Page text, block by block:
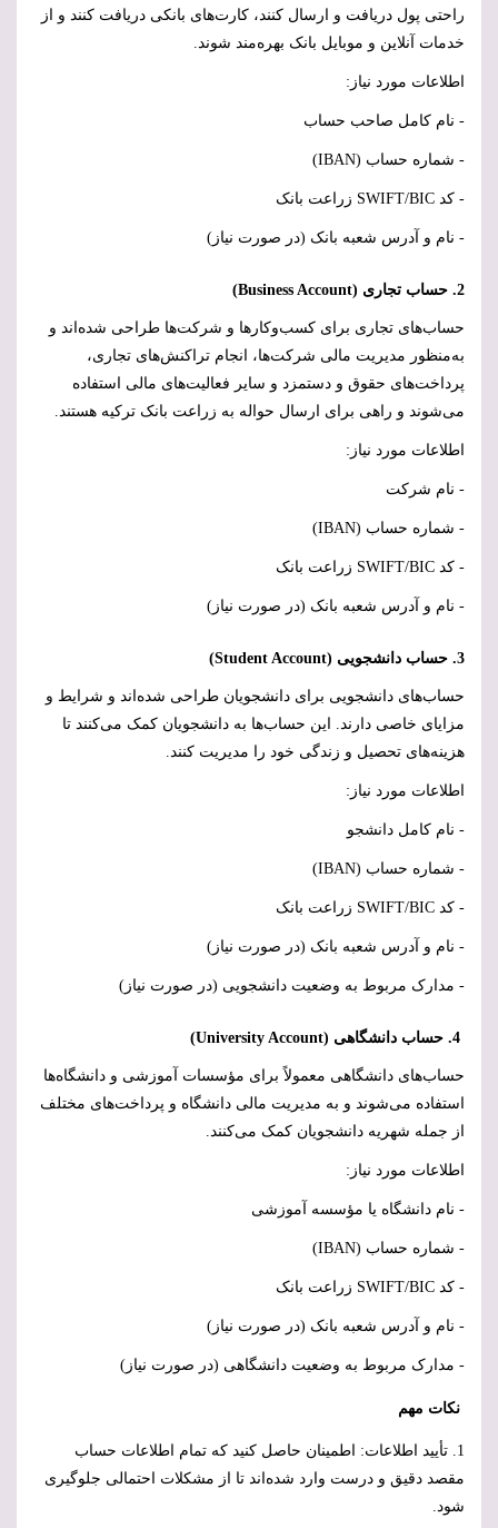
راحتی پول دریافت و ارسال کنند، کارت‌های بانکی دریافت کنند و از
خدمات آنلاین و موبایل بانک بهره‌مند شوند.
اطلاعات مورد نیاز:
- نام کامل صاحب حساب
- شماره حساب (IBAN
)
- کد SWIFT/BIC زراعت بانک
- نام و آدرس شعبه بانک (در صورت نیاز)
2. حساب تجاری ( Business Account
)
حساب‌های تجاری برای کسب‌وکارها و شرکت‌ها طراحی شده‌اند و
به‌منظور مدیریت مالی شرکت‌ها، انجام تراکنش‌های تجاری،
پرداخت‌های حقوق و دستمزد و سایر فعالیت‌های مالی استفاده
می‌شوند و راهی برای ارسال حواله به زراعت بانک ترکیه هستند.
اطلاعات مورد نیاز:
- نام شرکت
- شماره حساب (IBAN
)
- کد SWIFT/BIC زراعت بانک
- نام و آدرس شعبه بانک (در صورت نیاز)
3. حساب دانشجویی ( Student Account
)
حساب‌های دانشجویی برای دانشجویان طراحی شده‌اند و شرایط و
مزایای خاصی دارند. این حساب‌ها به دانشجویان کمک می‌کنند تا
هزینه‌های تحصیل و زندگی خود را مدیریت کنند.
اطلاعات مورد نیاز:
- نام کامل دانشجو
- شماره حساب (IBAN
)
- کد SWIFT/BIC زراعت بانک
- نام و آدرس شعبه بانک (در صورت نیاز)
- مدارک مربوط به وضعیت دانشجویی (در صورت نیاز)
University Account
)
حساب‌های دانشگاهی معمولاً برای مؤسسات آموزشی و دانشگاه‌ها
استفاده می‌شوند و به مدیریت مالی دانشگاه و پرداخت‌های مختلف
از جمله شهریه دانشجویان کمک می‌کنند.
اطلاعات مورد نیاز:
- نام دانشگاه یا مؤسسه آموزشی
- شماره حساب (IBAN
)
- کد SWIFT/BIC زراعت بانک
- نام و آدرس شعبه بانک (در صورت نیاز)
- مدارک مربوط به وضعیت دانشگاهی (در صورت نیاز)
نکات مهم
1. تأیید اطلاعات: اطمینان حاصل کنید که تمام اطلاعات حساب
مقصد دقیق و درست وارد شده‌اند تا از مشکلات احتمالی جلوگیری
شود.